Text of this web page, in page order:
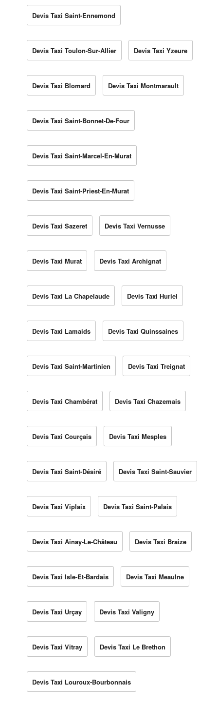
Devis Taxi Saint-Ennemond
Devis Taxi Toulon-Sur-Allier Devis Taxi Yzeure
Devis Taxi Blomard Devis Taxi Montmarault
Devis Taxi Saint-Bonnet-De-Four
Devis Taxi Saint-Marcel-En-Murat
Devis Taxi Saint-Priest-En-Murat
Devis Taxi Sazeret Devis Taxi Vernusse
Devis Taxi Murat Devis Taxi Archignat
Devis Taxi La Chapelaude Devis Taxi Huriel
Devis Taxi Lamaids Devis Taxi Quinssaines
Devis Taxi Saint-Martinien Devis Taxi Treignat
Devis Taxi Chambérat Devis Taxi Chazemais
Devis Taxi Courçais Devis Taxi Mesples
Devis Taxi Saint-Désiré Devis Taxi Saint-Sauvier
Devis Taxi Viplaix Devis Taxi Saint-Palais
Devis Taxi Ainay-Le-Château Devis Taxi Braize
Devis Taxi Isle-Et-Bardais Devis Taxi Meaulne
Devis Taxi Urçay Devis Taxi Valigny
Devis Taxi Vitray Devis Taxi Le Brethon
Devis Taxi Louroux-Bourbonnais